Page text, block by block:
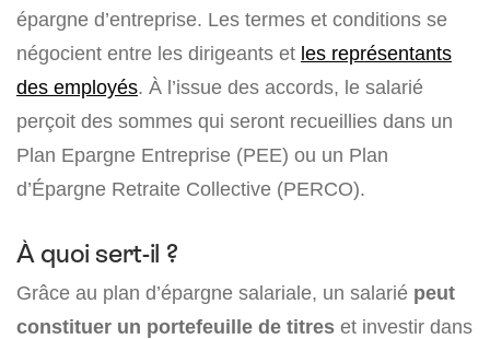
épargne d’entreprise. Les termes et conditions se
négocient entre les dirigeants et les représentants
des employés. À l’issue des accords, le salarié
perçoit des sommes qui seront recueillies dans un
Plan Epargne Entreprise (PEE) ou un Plan
d’Épargne Retraite Collective (PERCO).
À quoi sert-il ?
Grâce au plan d’épargne salariale, un salarié peut
constituer un portefeuille de titres et investir dans